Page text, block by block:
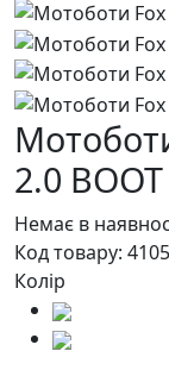
2.0
Немає в
Код товару:
Колір